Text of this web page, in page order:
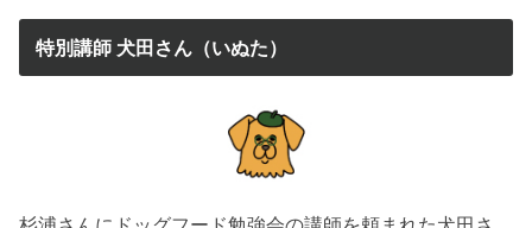
特別講師 犬田さん（いぬた）